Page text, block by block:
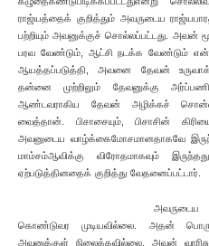
ராஜ்யத்தைக் குறித்தும் அவருடைய
பற்றியும் அவனுக்குச் சொல்லப்பட்டது. அவன்
பரவ வேண்டும், ஆட்சி நடக்க வேண்டும்
ஆயத்தப்படுத்தி, அவனை தேவன்
தன்னை முற்றிலும் தேவனுக்கு
ஆண்டவராகிய தேவன் அழிக்கச் சொன்ன
வைத்தான். பிசாசையும், பிசாசின்
அவனுடைய வாழ்க்கைமோசமானதாகவே
மாம்சம்ஆவிக்கு விரோதமாகவும்
ஏற்படுத்தினதைக் குறித்து வேதனைப்பட்டார்.
கொண்டுவர முடியவில்லை. அதன்
அவனுக்குள் நிலைக்கவில்லை. அவன்